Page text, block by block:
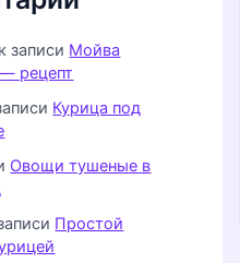
к записи Мойва
рецепт
Курица под
Овощи тушеные в
Простой